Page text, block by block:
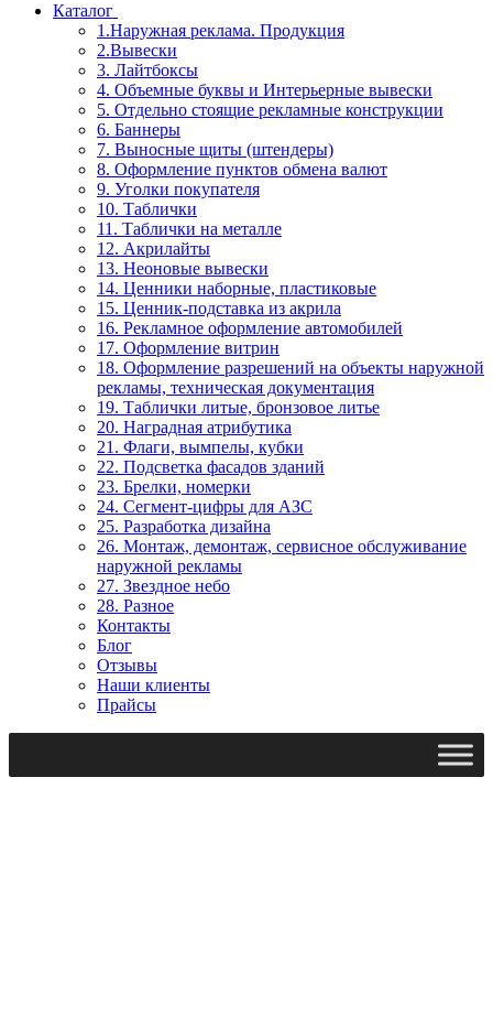
Каталог
1.Наружная реклама. Продукция
2.Вывески
3. Лайтбоксы
4. Объемные буквы и Интерьерные вывески
5. Отдельно стоящие рекламные конструкции
6. Баннеры
7. Выносные щиты (штендеры)
8. Оформление пунктов обмена валют
9. Уголки покупателя
10. Таблички
11. Таблички на металле
12. Акрилайты
13. Неоновые вывески
14. Ценники наборные, пластиковые
15. Ценник-подставка из акрила
16. Рекламное оформление автомобилей
17. Оформление витрин
18. Оформление разрешений на объекты наружной
рекламы, техническая документация
19. Таблички литые, бронзовое литье
20. Наградная атрибутика
21. Флаги, вымпелы, кубки
22. Подсветка фасадов зданий
23. Брелки, номерки
24. Сегмент-цифры для АЗС
25. Разработка дизайна
26. Монтаж, демонтаж, сервисное обслуживание
наружной рекламы
27. Звездное небо
28. Разное
Контакты
Блог
Отзывы
Наши клиенты
Прайсы